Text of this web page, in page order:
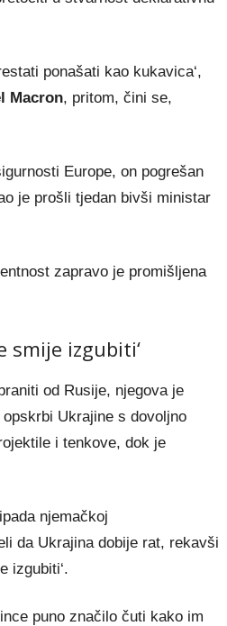
ponašati kao kukavica‘,
Macron, pritom, čini se,
Europe, on pogrešan
je prošli tjedan bivši ministar
zapravo je promišljena
smije izgubiti‘
od Rusije, njegova je
Ukrajine s dovoljno
i tenkove, dok je
njemačkoj
da Ukrajina dobije rat, rekavši
izgubiti‘.
puno značilo čuti kako im